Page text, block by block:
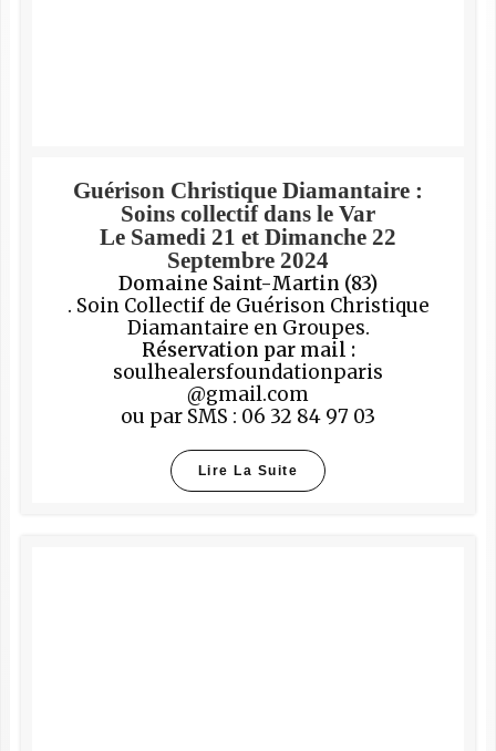
Guérison Christique Diamantaire :
Soins collectif dans le Var
Le Samedi 21 et Dimanche 22
Septembre 2024
Domaine Saint-Martin (83)
. Soin Collectif de Guérison Christique
Diamantaire en Groupes.
Réservation par mail :
soulhealersfoundationparis
@gmail.com
ou par SMS : 06 32 84 97 03
Lire La Suite